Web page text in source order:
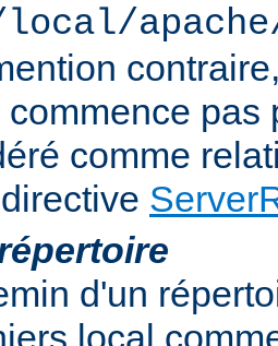
commence pas
comme
d'un
local